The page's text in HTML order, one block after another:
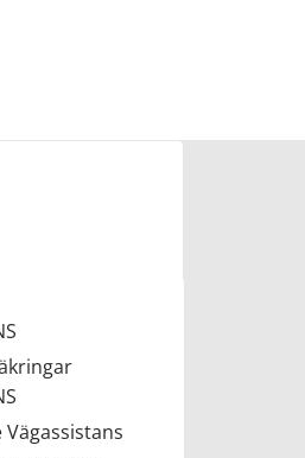
Vägassistans